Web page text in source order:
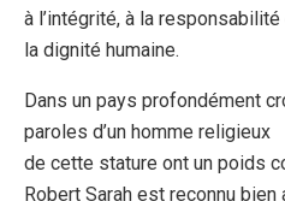
à l’intégrité, à la
la dignité humaine.
Dans un pays profondément
paroles d’un homme religieux
de cette stature ont un poids
Robert Sarah est reconnu bien